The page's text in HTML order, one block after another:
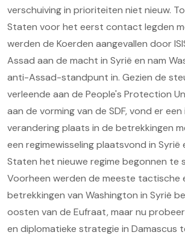
verschuiving in prioriteiten niet nieuw.
Staten voor het eerst contact legden
werden de Koerden aangevallen door
Assad aan de macht in Syrië en nam
anti-Assad-standpunt in. Gezien de
verleende aan de People's Protection
aan de vorming van de SDF, vond er
verandering plaats in de betrekkingen
een regimewisseling plaatsvond in Syrië
Staten het nieuwe regime begonnen te
Voorheen werden de meeste tactische
betrekkingen van Washington in Syrië
oosten van de Eufraat, maar nu
en diplomatieke strategie in Damascus